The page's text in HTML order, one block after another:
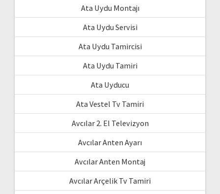
Ata Uydu Montajı
Ata Uydu Servisi
Ata Uydu Tamircisi
Ata Uydu Tamiri
Ata Uyducu
Ata Vestel Tv Tamiri
Avcılar 2. El Televizyon
Avcılar Anten Ayarı
Avcılar Anten Montaj
Avcılar Arçelik Tv Tamiri